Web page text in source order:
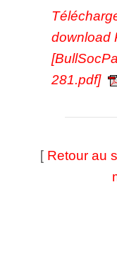
download
281.pdf]
[ Retour au